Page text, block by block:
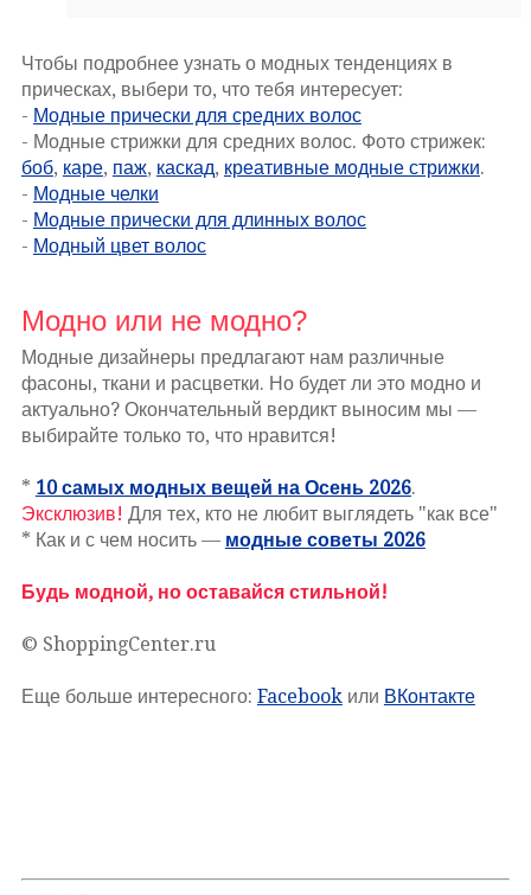
Чтобы подробнее узнать о модных тенденциях в
прическах, выбери то, что тебя интересует:
- Модные прически для средних волос
- Модные стрижки для средних волос. Фото стрижек:
боб, каре, паж, каскад, креативные модные стрижки.
- Модные челки
- Модные прически для длинных волос
- Модный цвет волос
Модно или не модно?
Модные дизайнеры предлагают нам различные
фасоны, ткани и расцветки. Но будет ли это модно и
актуально? Окончательный вердикт выносим мы —
выбирайте только то, что нравится!
* 10 самых модных вещей на Осень 2026.
Эксклюзив! Для тех, кто не любит выглядеть "как все"
* Как и с чем носить — модные советы 2026
Будь модной, но оставайся стильной!
© ShoppingCenter.ru
Еще больше интересного: Facebookили ВКонтакте